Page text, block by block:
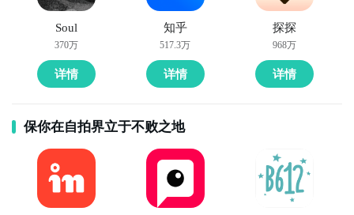
Soul
370万
详情
知乎
517.3万
详情
探探
968万
详情
保你在自拍界立于不败之地